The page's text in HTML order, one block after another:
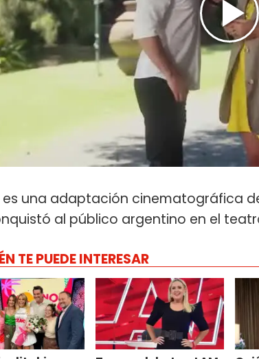
es una adaptación cinematográfica
al público argentino en el
TE PUEDE INTERESAR